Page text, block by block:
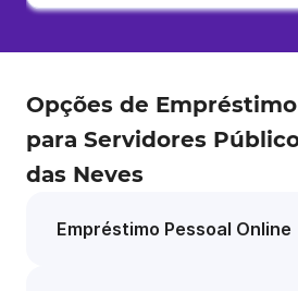
Opções de
para Servidores
das Neves
Empréstimo Pessoal Online